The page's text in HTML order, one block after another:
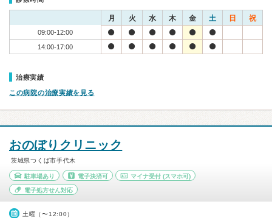
月 火 水 木 金 土 日 祝
09:00-12:00
14:00-17:00
治療実績
この病院の治療実績を見る
おのぼりクリニック
茨城県つくば市手代木
駐車場あり 電子決済可 マイナ受付 (スマホ可)
電子処方せん対応
土曜（〜12:00）